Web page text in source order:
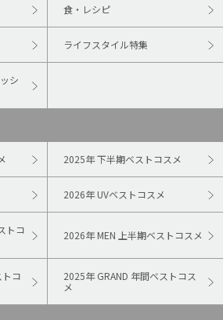
食・レシピ
ライフスタイル特集
シ
2025年 下半期ベストコスメ
2026年 UVベストコスメ
トコ
2026年 MEN 上半期ベストコスメ
コ
2025年 GRAND 年間ベストコス
メ